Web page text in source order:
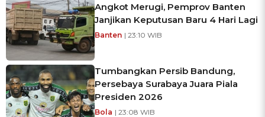
Angkot Merugi, Pemprov Banten
Janjikan Keputusan Baru 4 Hari Lagi
Banten | 23:10 WIB
Tumbangkan Persib Bandung,
Persebaya Surabaya Juara Piala
Presiden 2026
Bola | 23:08 WIB